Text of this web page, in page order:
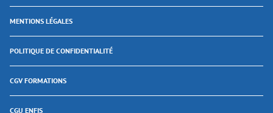
MENTIONS LÉGALES
POLITIQUE DE CONFIDENTIALITÉ
CGV FORMATIONS
CGU ENFIS